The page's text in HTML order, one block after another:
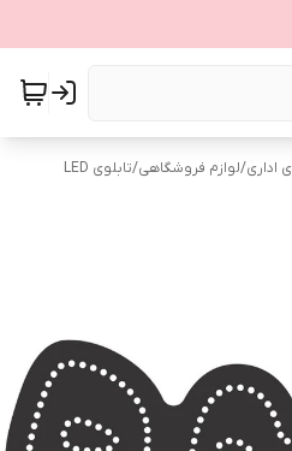
اداری/لوازم فروشگاهی/تابلوی LED